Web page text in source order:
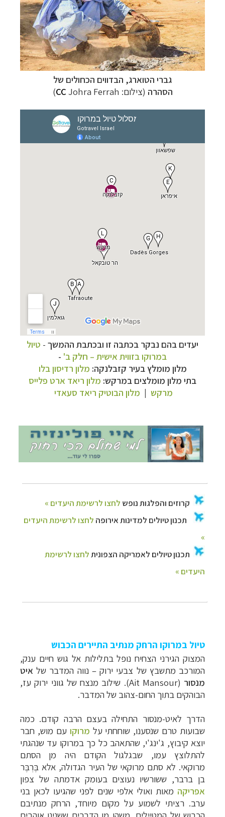
גברי הטוארג, הבדווים הכחולים של
הסהרה (צילום: CC Johra Ferrah)
יעדים בהם נבקר בכתבה זו ובכתבת ההמשך - טיול
במרוקו בזווית אישית – חלק ב' -
מלון מומלץ בעיר קזבלנקה: מלון רדיסון בלו
בתי מלון מומלצים במרקש: מלון ריאד ארט פלייס
מרקש | מלון הבוטיק ריאד סעאדי
קרוזים והפלגות נופש
לחצו לרשימת היעדים »
תכנון טיולים למדינות אירופהלחצו לרשימת היעדים
»
תכנון טיולים לאמריקה הצפוניתלחצו לרשימת
טיול במרוקו הרחק מנתיב התיירים הכבוש
המצוק הגירני הצחיח נופל בתלילות אל גוש חיים ענק,
המורכב מתשבץ של צבעי ירוק– נווה המדבר של איט
מנסור (Ait Mansour). שילוב
מנצח של גווני ירוק עז,
הבוהקים בתוך החום-צהוב של המדבר.
הדרך לאיט-מנסור התחילה בעצם הרבה קודם. כמה
שבועות טרם שנסענו, שוחחתי על מרוקו עם מוש, חבר
יוצא קיבוץ, ג'ינג'י, שהתאהב כל כך במרוקו עד שנהגתי
להתלוצץ עמו, שבגלגול הקודם היה מן הסתם
מרוקאי. לא סתם מרוקאי של העיר הגדולה, אלא בֶּרְבֶּר
בן ברבר, ששורשיו נעוצים בעומק אדמתה של צפון
אפריקה מאות ואולי אלפי שנים לפני שהגיעו לכאן בני
ערב. רציתי לשמוע על מקום מיוחד, הרחק מנתיבם